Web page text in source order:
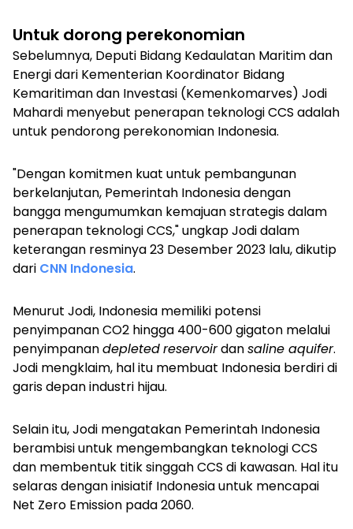
Untuk dorong perekonomian
Sebelumnya, Deputi Bidang Kedaulatan Maritim dan
Energi dari Kementerian Koordinator Bidang
Kemaritiman dan Investasi (Kemenkomarves) Jodi
Mahardi menyebut penerapan teknologi CCS adalah
untuk pendorong perekonomian Indonesia.
"Dengan komitmen kuat untuk pembangunan
berkelanjutan, Pemerintah Indonesia dengan
bangga mengumumkan kemajuan strategis dalam
penerapan teknologi CCS," ungkap Jodi dalam
keterangan resminya 23 Desember 2023 lalu, dikutip
dari CNN Indonesia.
Menurut Jodi, Indonesia memiliki potensi
penyimpanan CO2 hingga 400-600 gigaton melalui
penyimpanandepletedreservoirdansaline aquifer.
Jodi mengklaim, hal itu membuat Indonesia berdiri di
garis depan industri hijau.
Selain itu, Jodi mengatakan Pemerintah Indonesia
berambisi untuk mengembangkan teknologi CCS
dan membentuk titik singgah CCS di kawasan. Hal itu
selaras dengan inisiatif Indonesia untuk mencapai
Net Zero Emission pada 2060.